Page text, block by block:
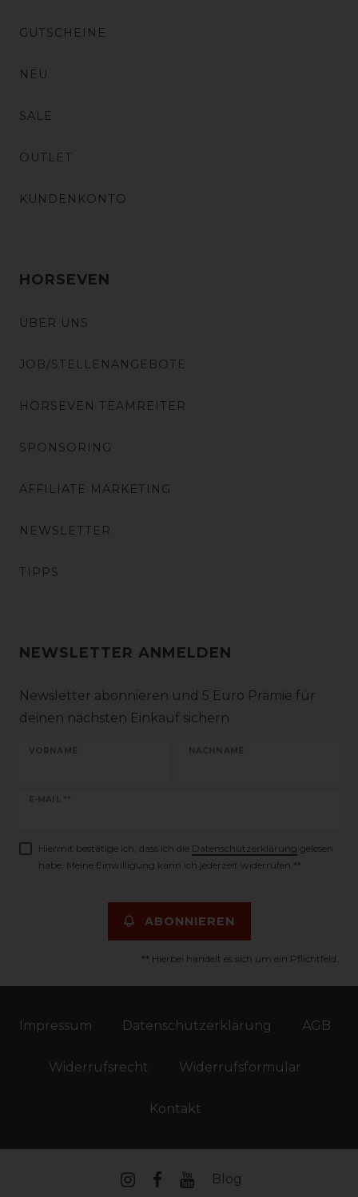
GUTSCHEINE
NEU
SALE
OUTLET
KUNDENKONTO
HORSEVEN
ÜBER UNS
JOB/STELLENANGEBOTE
HORSEVEN TEAMREITER
SPONSORING
AFFILIATE MARKETING
NEWSLETTER
TIPPS
NEWSLETTER ANMELDEN
Newsletter abonnieren und 5 Euro Prämie für
deinen nächsten Einkauf sichern
VORNAME NACHNAME
E-MAIL **
Newsletter
Hiermit bestätige ich, dass ich die Daten­schutz­erklärung gelesen
habe. Meine Einwilligung kann ich jederzeit widerrufen.**
ABONNIEREN
** Hierbei handelt es sich um ein Pflichtfeld.
Impressum Daten­schutz­erklärung AGB
Widerrufs­recht Widerrufs­formular
Kontakt
Blog